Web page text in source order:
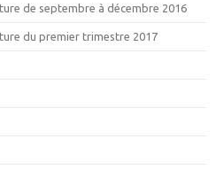
de septembre à décembre 2016
du premier trimestre 2017